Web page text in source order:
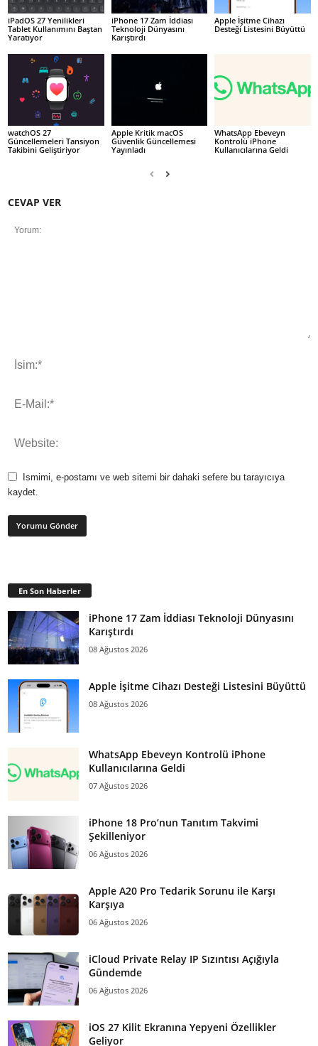
iPadOS 27 Yenilikleri
Tablet Kullanımını Baştan
Yaratıyor
iPhone 17 Zam İddiası
Teknoloji Dünyasını
Karıştırdı
Apple İşitme Cihazı
Desteği Listesini Büyüttü
watchOS 27
Güncellemeleri Tansiyon
Takibini Geliştiriyor
Apple Kritik macOS
Güvenlik Güncellemesi
Yayınladı
WhatsApp Ebeveyn
Kontrolü iPhone
Kullanıcılarına Geldi
CEVAP VER
Ismimi, e-postamı ve web sitemi bir dahaki sefere bu tarayıcıya
kaydet.
En Son Haberler
iPhone 17 Zam İddiası Teknoloji Dünyasını
Karıştırdı
08 Ağustos 2026
Apple İşitme Cihazı Desteği Listesini Büyüttü
08 Ağustos 2026
WhatsApp Ebeveyn Kontrolü iPhone
Kullanıcılarına Geldi
07 Ağustos 2026
iPhone 18 Pro’nun Tanıtım Takvimi
Şekilleniyor
06 Ağustos 2026
Apple A20 Pro Tedarik Sorunu ile Karşı
Karşıya
06 Ağustos 2026
iCloud Private Relay IP Sızıntısı Açığıyla
Gündemde
06 Ağustos 2026
iOS 27 Kilit Ekranına Yepyeni Özellikler
Geliyor